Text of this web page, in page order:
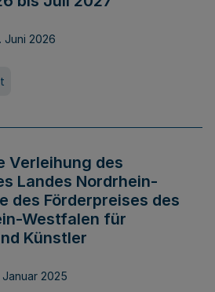
Juni 2026
Verleihung des
Landes Nordrhein-
des Förderpreises des
Westfalen für
Künstler
Januar 2025